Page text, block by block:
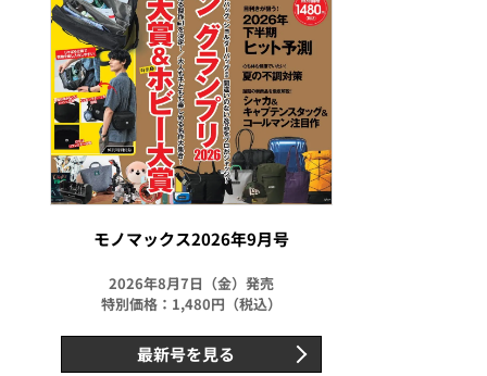
モノマックス2026年9月号
2026年8月7日（金）発売
特別価格：1,480円（税込）
最新号を見る